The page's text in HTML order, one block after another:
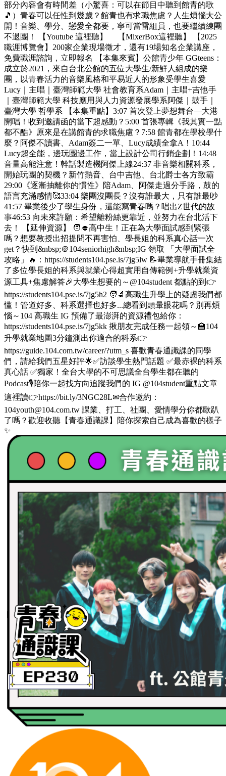
部分內容會有時間差（小驚喜：可以在節目中聽到館青的歌
🎵）青春可以任性到幾歲？館青也有求職焦慮？人生煩惱大公
開！音樂、學分、戀愛全都要，寧可當雷組員，也要繼續練團
不退團！ 【Youtube 這裡聽】 【MixerBox這裡聽】 【2025
職涯博覽會】200家企業現場徵才，還有19場知名企業講座，
免費職涯諮詢，立即報名 【本集來賓】公館青少年 GGteens：
成立於2021，來自台北公館的五位大學生/新鮮人組成的樂
團，以青春活力的音樂風格和平易近人的形象受學生喜愛
Lucy｜主唱｜臺灣師範大學 社會教育系Adam｜主唱+吉他手
｜臺灣師範大學 科技應用與人力資源發展學系阿傑｜鼓手｜
臺灣大學 哲學系 【本集重點】3:07 首次登上夢想舞台—大港
開唱！收到邀請函的當下超感動？5:00 首張專輯《我其實一點
都不酷》原來是在講館青的求職焦慮？7:58 館青都在學校學什
麼？阿傑不讀書、Adam簽二一單、Lucy成績全拿A！10:44
Lucy超全能，邊玩團邊工作，當上設計公司行銷企劃！14:48
音量高能注意！幹話製造機阿傑上線24:37 非音樂相關科系，
開始玩團的契機？新竹熱音、台中吉他、台北爵士各方致霸
29:00《逐漸抽離你的慣性》陪Adam、阿傑走過分手路，鼓的
語言充滿感情🥰33:04 樂團沒團長？沒有誰最大，只有誰最吵
41:57 畢業後少了學生身份，還能寫青春嗎？唱出Z世代的故
事46:53 向未來許願：希望離粉絲更靠近，並努力在台北活下
去！ 【延伸資源】 🧑‍🎓高中生！正在為大學面試感到緊張
嗎？想要教授出招提問不再害怕、學長姐的科系真心話一次
get？快到&nbsp;＠104seniorhigh&nbsp;IG 領取 「大學面試全
攻略」🔥：https://students104.pse.is/7jg5lw 📝畢業導航手冊集結
了多位學長姐的科系與就業心得超實用自傳範例+升學就業資
源工具+焦慮解答🎉大學生想要的～@104student 都點的到👉
https://students104.pse.is/7jg5h2 🧑‍🔬高職生升學上的疑慮我們都
懂！管道好多、科系選擇也好多...總看到頭暈眼花嗎？別再煩
惱～104 高職生 IG 預備了最澎湃的資源禮包給你：
https://students104.pse.is/7jg5kk 揪朋友完成任務一起領～🏫104
升學就業地圖3分鐘測出你適合的科系👉
https://guide.104.com.tw/career/?utm_s 喜歡青春通識課的同學
們，請給我們五星好評🌟✅訪談學生熱門話題 ✅最赤裸的科系
真心話 ✅獨家！全台大學的不可思議全台學生都在聽的
Podcast🎙️陪你一起找方向追蹤我們的 IG @104student重點文章
這裡讀👉https://bit.ly/3NGC28L✉合作邀約：
104youth@104.com.tw 課業、打工、社團、愛情學分你都歐趴
了嗎？歡迎收聽【青春通識課】陪你探索自己成為喜歡的樣子
✨